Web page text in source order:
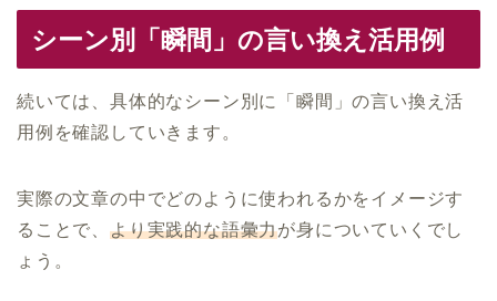
シーン別「瞬間」の言い換え活用例
続いては、具体的なシーン別に「瞬間」の言い換え活
用例を確認していきます。
実際の文章の中でどのように使われるかをイメージす
ることで、 より実践的な語彙力が身についていくでし
ょう。